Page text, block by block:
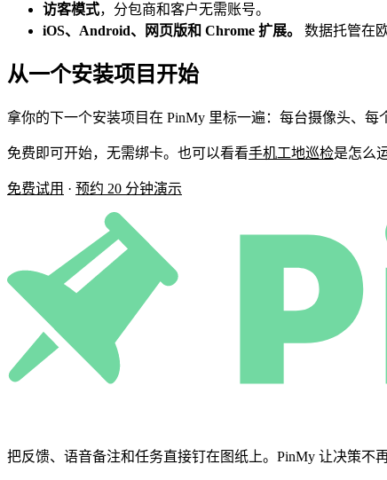
访客模式，分包商和客户无需账号。
iOS、Android、网页版和 Chrome 扩展。
数据托管在
从一个安装项目开始
拿你的下一个安装项目在 PinMy 里标一遍：每台摄像头、
免费即可开始，无需绑卡。也可以看看手机工地巡检是怎么
免费试用 · 预约 20 分钟演示
把反馈、语音备注和任务直接钉在图纸上。PinMy 让决策不